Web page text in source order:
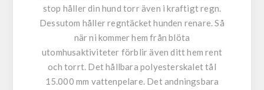
stop håller din hund torr även i kraftigt regn.
Dessutom håller regntäcket hunden renare. Så
när ni kommer hem från blöta
utomhusaktiviteter förblir även ditt hem rent
och torrt. Det hållbara polyesterskalet tål
15.000 mm vattenpelare. Det andningsbara